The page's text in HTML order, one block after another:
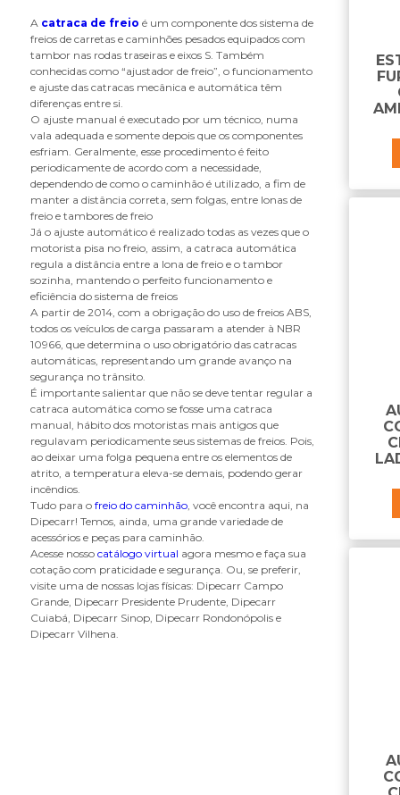
diafragma
disco de freio
E
eixo s
embolo
engate
espelho de roda
F
fita crepe
fixador do rolete
flange
flexível
G
graxeira para capa de mancal
K
kit de reparo do eixo s
kits de reparo da catraca de freio
L
lona de freio
M
mancal
mancal da flange
mola
mola da sapata
A catraca de freio é um componente dos sistema de
freios de carretas e caminhões pesados equipados com
tambor nas rodas traseiras e eixos S. Também
conhecidas como “ajustador de freio”, o funcionamento
e ajuste das catracas mecânica e automática têm
diferenças entre si.
O ajuste manual é executado por um técnico, numa
vala adequada e somente depois que os componentes
esfriam. Geralmente, esse procedimento é feito
periodicamente de acordo com a necessidade,
dependendo de como o caminhão é utilizado, a fim de
manter a distância correta, sem folgas, entre lonas de
freio e tambores de freio
Já o ajuste automático é realizado todas as vezes que o
motorista pisa no freio, assim, a catraca automática
regula a distância entre a lona de freio e o tambor
sozinha, mantendo o perfeito funcionamento e
eficiência do sistema de freios
A partir de 2014, com a obrigação do uso de freios ABS,
todos os veículos de carga passaram a atender à NBR
10966, que determina o uso obrigatório das catracas
automáticas, representando um grande avanço na
segurança no trânsito.
É importante salientar que não se deve tentar regular a
catraca automática como se fosse uma catraca
manual, hábito dos motoristas mais antigos que
regulavam periodicamente seus sistemas de freios. Pois,
ao deixar uma folga pequena entre os elementos de
atrito, a temperatura eleva-se demais, podendo gerar
incêndios.
Tudo para o freio do caminhão, você encontra aqui, na
Dipecarr! Temos, ainda, uma grande variedade de
acessórios e peças para caminhão.
Acesse nosso catálogo virtual agora mesmo e faça sua
cotação com praticidade e segurança. Ou, se preferir,
visite uma de nossas lojas físicas: Dipecarr Campo
Grande, Dipecarr Presidente Prudente, Dipecarr
Cuiabá, Dipecarr Sinop, Dipecarr Rondonópolis e
Dipecarr Vilhena.